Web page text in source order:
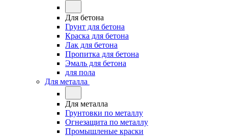
Для бетона
Грунт для бетона
Краска для бетона
Лак для бетона
Пропитка для бетона
Эмаль для бетона
для пола
Для металла
Для металла
Грунтовки по металлу
Огнезащита по металлу
Промышленые краски